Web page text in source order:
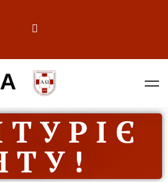
Т У Р І Є
Т У !